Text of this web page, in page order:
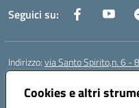
Cookies e altri
Seguici su:
Indirizzo:via Santo Spirito,n. 6 -
Centralino:
Posta elettronica certificata